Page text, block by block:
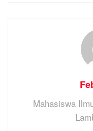
Mahasiswa